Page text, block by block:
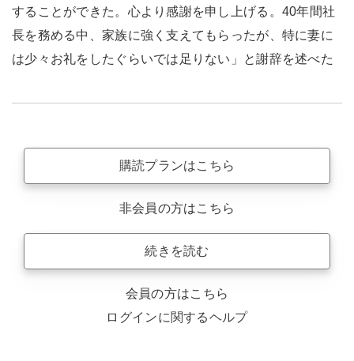
することができた。心より感謝を申し上げる。40年間社
長を務める中、家族に強く支えてもらったが、特に妻に
は少々お礼をしたぐらいでは足りない」と謝辞を述べた
購読プランはこちら
非会員の方はこちら
続きを読む
会員の方はこちら
ログインに関するヘルプ